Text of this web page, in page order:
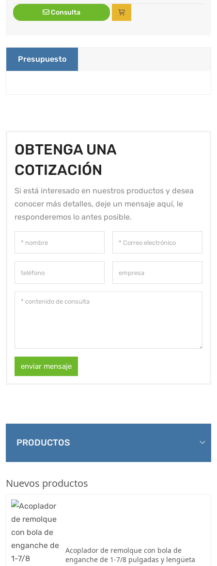
Consulta
Presupuesto
OBTENGA UNA
COTIZACIÓN
Si está interesado en nuestros productos y desea
conocer más detalles, deje un mensaje aquí, le
responderemos lo antes posible.
enviar mensaje
PRODUCTOS
Nuevos productos
Acoplador de remolque con bola de
enganche de 1-7/8 pulgadas y lengüeta